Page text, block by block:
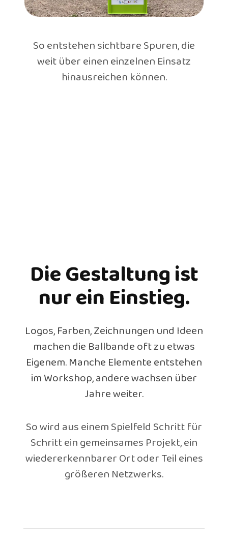
So entstehen sichtbare Spuren, die
weit über einen einzelnen Einsatz
hinausreichen können.
Die Gestaltung ist
nur ein Einstieg.
Logos, Farben, Zeichnungen und Ideen
machen die Ballbande oft zu etwas
Eigenem. Manche Elemente entstehen
im Workshop, andere wachsen über
Jahre weiter.
So wird aus einem Spielfeld Schritt für
Schritt ein gemeinsames Projekt, ein
wiedererkennbarer Ort oder Teil eines
größeren Netzwerks.